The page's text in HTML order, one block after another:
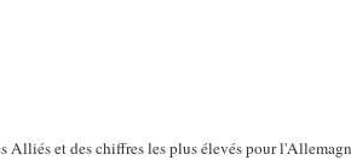
Alliés et des chiffres les plus élevés pour